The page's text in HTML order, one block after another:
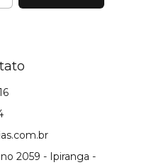
2059 - Ipiranga -